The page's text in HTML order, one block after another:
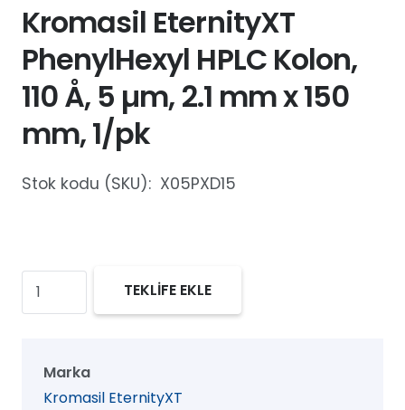
Kromasil EternityXT
PhenylHexyl HPLC Kolon,
110 Å, 5 µm, 2.1 mm x 150
mm, 1/pk
Stok kodu (SKU): X05PXD15
Kromasil
EternityXT
Kolon,
TEKLİFE EKLE
Marka
Kromasil EternityXT